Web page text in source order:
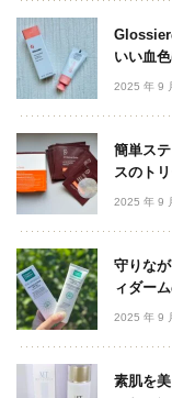
Glossier
いい血
2025 年 9
簡単ス
スのト
2025 年 9
守りな
ィダー
2025 年 9
素肌を